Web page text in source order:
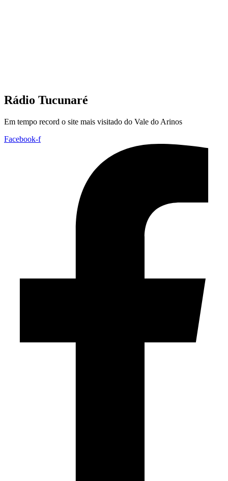
Rádio Tucunaré
Em tempo record o site mais visitado do Vale do Arinos
Facebook-f